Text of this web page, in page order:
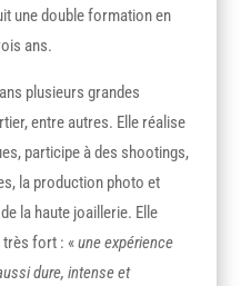
une double formation en
ans.
plusieurs grandes
entre autres. Elle réalise
participe à des shootings,
la production photo et
la haute joaillerie. Elle
très fort : «une expérience
dure, intense et